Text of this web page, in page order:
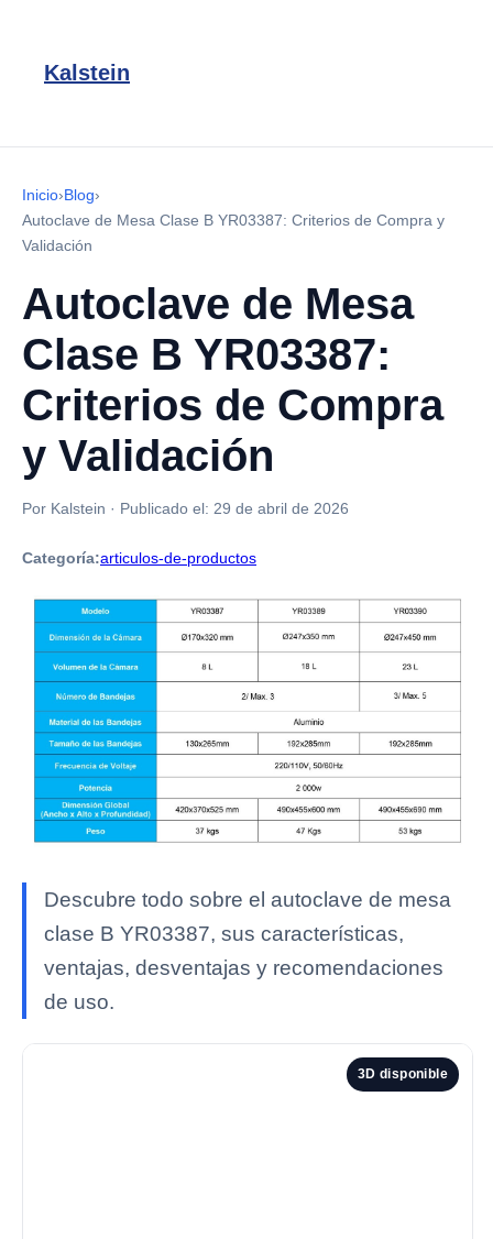
Kalstein
Inicio›Blog›
Autoclave de Mesa Clase B YR03387: Criterios de Compra y
Validación
Autoclave de Mesa
Clase B YR03387:
Criterios de Compra
y Validación
Por Kalstein · Publicado el: 29 de abril de 2026
Categoría:articulos-de-productos
Descubre todo sobre el autoclave de mesa
clase B YR03387, sus características,
ventajas, desventajas y recomendaciones
de uso.
3D disponible